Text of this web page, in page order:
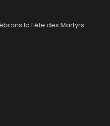
la Fête des Martyrs